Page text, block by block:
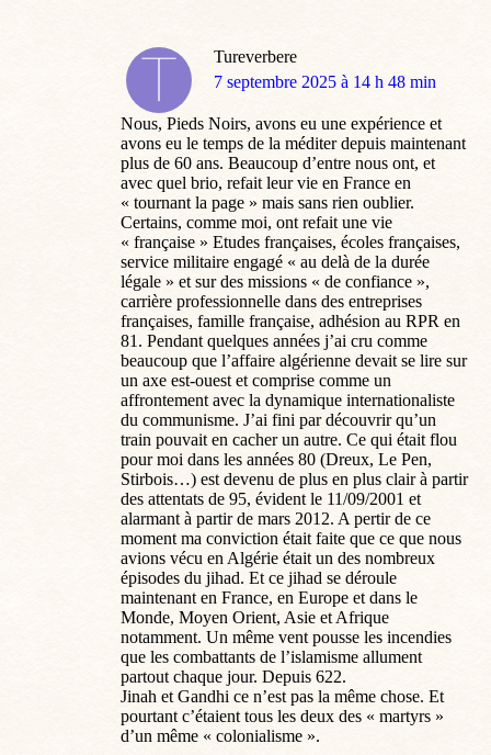
Tureverbere
dit
7 septembre 2025 à 14 h 48 min
Nous, Pieds Noirs, avons eu une expérience et
avons eu le temps de la méditer depuis maintenant
plus de 60 ans. Beaucoup d’entre nous ont, et
avec quel brio, refait leur vie en France en
« tournant la page » mais sans rien oublier.
Certains, comme moi, ont refait une vie
« française » Etudes françaises, écoles françaises,
service militaire engagé « au delà de la durée
légale » et sur des missions « de confiance »,
carrière professionnelle dans des entreprises
françaises, famille française, adhésion au RPR en
81. Pendant quelques années j’ai cru comme
beaucoup que l’affaire algérienne devait se lire sur
un axe est-ouest et comprise comme un
affrontement avec la dynamique internationaliste
du communisme. J’ai fini par découvrir qu’un
train pouvait en cacher un autre. Ce qui était flou
pour moi dans les années 80 (Dreux, Le Pen,
Stirbois…) est devenu de plus en plus clair à partir
des attentats de 95, évident le 11/09/2001 et
alarmant à partir de mars 2012. A pertir de ce
moment ma conviction était faite que ce que nous
avions vécu en Algérie était un des nombreux
épisodes du jihad. Et ce jihad se déroule
maintenant en France, en Europe et dans le
Monde, Moyen Orient, Asie et Afrique
notamment. Un même vent pousse les incendies
que les combattants de l’islamisme allument
partout chaque jour. Depuis 622.
Jinah et Gandhi ce n’est pas la même chose. Et
pourtant c’étaient tous les deux des « martyrs »
d’un même « colonialisme ».